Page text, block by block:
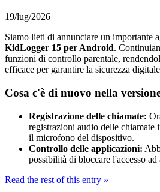
19/lug/2026
Siamo lieti di annunciare un importante
KidLogger 15 per Android.
funzioni di controllo parentale,
efficace per garantire la sicurezza
Cosa c'è di nuovo nella
Registrazione delle chiamate:
registrazioni audio delle chiamate
il microfono del dispositivo.
Controllo delle applicazioni:
possibilità di bloccare l'accesso
Read the rest of this entry »